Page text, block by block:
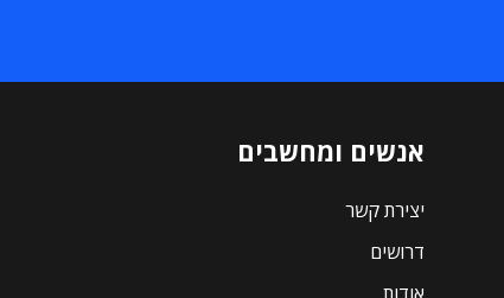
אנשים ומחשבים
יצירת קשר
דרושים